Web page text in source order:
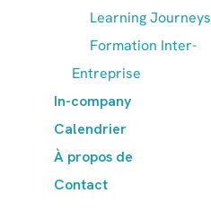
Learning Journeys
Formation Inter-
Entreprise
In-company
Calendrier
À propos de
Contact